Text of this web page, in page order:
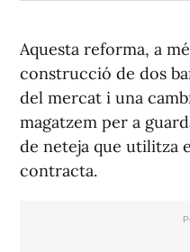
Aquesta reforma, a
construcció de dos
del mercat i una
magatzem per a
de neteja que utilitza
contracta.